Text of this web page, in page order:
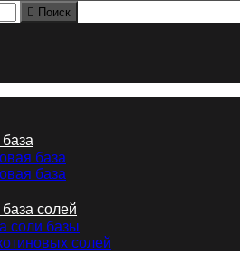
 Поиск
база
база
солей
соли базы
солей